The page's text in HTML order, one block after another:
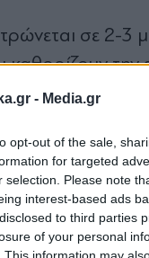
- Media.gr
opt-out of the sale,
for targeted
selection. Please note
interest-based ads
to third parties
of your personal
This information may
σε 2-3
καθορίζουν
νέους στον
Οργάνωσης,
την